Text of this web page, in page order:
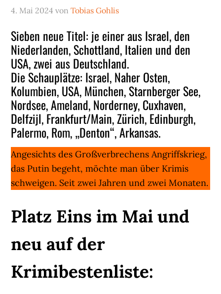
4. Mai 2024 vonTobias Gohlis
Sieben neue Titel: je einer aus Israel, den
Niederlanden, Schottland, Italien und den
USA, zwei aus Deutschland.
Die Schauplätze: Israel, Naher Osten,
Kolumbien, USA, München, Starnberger See,
Nordsee, Ameland, Norderney, Cuxhaven,
Delfzijl, Frankfurt/Main, Zürich, Edinburgh,
Palermo, Rom, „Denton“, Arkansas.
Angesichts des Großverbrechens Angriffskrieg,
das Putin begeht, möchte man über Krimis
schweigen. Seit zwei Jahren und zwei Monaten.
Platz Eins im Mai und
neu auf der
Krimibestenliste: